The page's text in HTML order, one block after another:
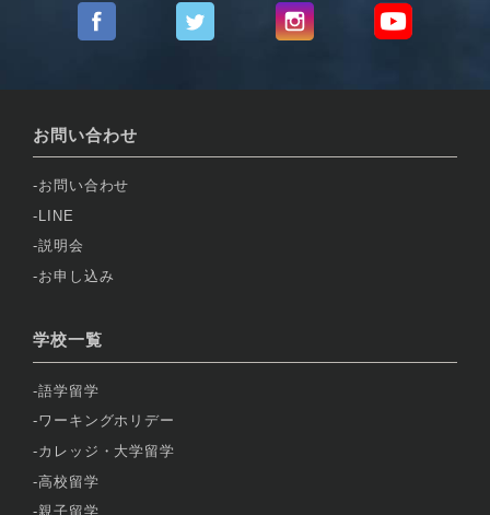
お問い合わせ
お問い合わせ
LINE
説明会
お申し込み
学校一覧
語学留学
ワーキングホリデー
カレッジ・大学留学
高校留学
親子留学